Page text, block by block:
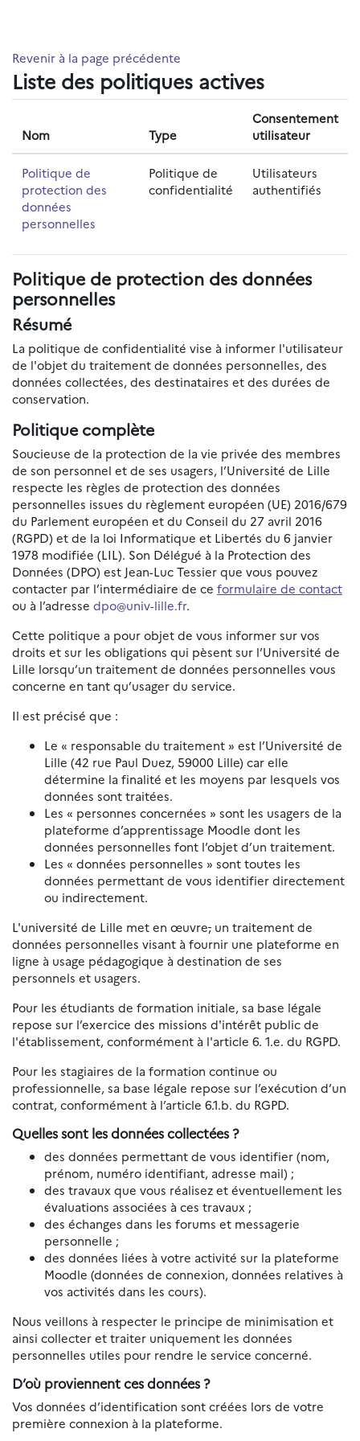
Revenir à la page précédente
Liste des politiques actives
Nom Type
Consentement
utilisateur
Politique de
protection des
données
personnelles
Politique de
confidentialité
Utilisateurs
authentifiés
Politique de protection des données
personnelles
Résumé
La politique de confidentialité vise à informer l'utilisateur
de l'objet du traitement de données personnelles, des
données collectées, des destinataires et des durées de
conservation.
Politique complète
Soucieuse de la protection de la vie privée des membres
de son personnel et de ses usagers, l’Université de Lille
respecte les règles de protection des données
personnelles issues du règlement européen (UE) 2016/679
du Parlement européen et du Conseil du 27 avril 2016
(RGPD) et de la loi Informatique et Libertés du 6 janvier
1978 modifiée (LIL). Son Délégué à la Protection des
Données (DPO) est Jean-Luc Tessier que vous pouvez
contacter par l’intermédiaire de ce formulaire de contact
ou à l’adresse dpo@univ-lille.fr.
Cette politique a pour objet de vous informer sur vos
droits et sur les obligations qui pèsent sur l’Université de
Lille lorsqu’un traitement de données personnelles vous
concerne en tant qu’usager du service.
Il est précisé que :
Le « responsable du traitement » est l’Université de
Lille (42 rue Paul Duez, 59000 Lille) car elle
détermine la finalité et les moyens par lesquels vos
données sont traitées.
Les « personnes concernées » sont les usagers de la
plateforme d’apprentissage Moodle dont les
données personnelles font l’objet d’un traitement.
Les « données personnelles » sont toutes les
données permettant de vous identifier directement
ou indirectement.
L'université de Lille met en œuvre, un traitement de
données personnelles visant à fournir une plateforme en
ligne à usage pédagogique à destination de ses
personnels et usagers.
Pour les étudiants de formation initiale, sa base légale
repose sur l’exercice des missions d'intérêt public de
l'établissement, conformément à l'article 6. 1.e. du RGPD.
Pour les stagiaires de la formation continue ou
professionnelle, sa base légale repose sur l’exécution d’un
contrat, conformément à l’article 6.1.b. du RGPD.
Quelles sont les données collectées ?
des données permettant de vous identifier (nom,
prénom, numéro identifiant, adresse mail) ;
des travaux que vous réalisez et éventuellement les
évaluations associées à ces travaux ;
des échanges dans les forums et messagerie
personnelle ;
des données liées à votre activité sur la plateforme
Moodle (données de connexion, données relatives à
vos activités dans les cours).
Nous veillons à respecter le principe de minimisation et
ainsi collecter et traiter uniquement les données
personnelles utiles pour rendre le service concerné.
D’où proviennent ces données ?
Vos données d’identification sont créées lors de votre
première connexion à la plateforme.